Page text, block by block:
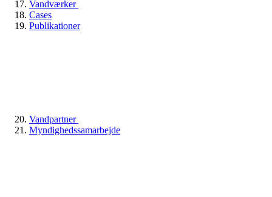
Vandværker
Cases
Publikationer
Vandpartner
Myndighedssamarbejde